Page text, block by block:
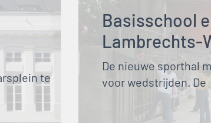
te
Basisschool
Lambrechts-
De nieuwe sporthal
voor wedstrijden. De